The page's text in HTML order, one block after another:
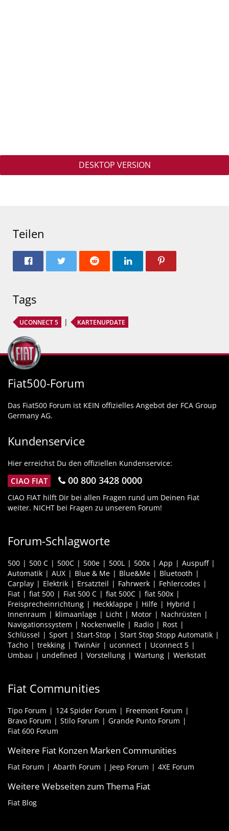
DESKTOP VERSION
Teilen
Tags
UCONNECT 5 KARTENUPDATE
Fiat500-Forum
Das Fiat500 Forum ist KEIN offizielles Angebot der FCA Group
Germany AG.
Kundenservice
Hier erreichst Du den offiziellen Kundenservice:
CIAO FIAT 00 800 3428 0000
CIAO FIAT hilft Dir bei allen Fragen rund um Deinen Fiat
weiter. NICHT bei Fragen zu unserem Forum!
Forum-Schlagworte
500 500 C 500C 500e 500L 500x App
Auspuff
Automatik
AUX Blue & Me Blue&Me
Bluetooth
Carplay
Elektrik Ersatzteil Fahrwerk
Fehlercodes
Fiat
fiat 500 Fiat 500 C fiat 500C
fiat 500x
Freisprecheinrichtung
Heckklappe Hilfe
Hybrid
Innenraum
klimaanlage Licht Motor
Nachrüsten
Navigationssystem
Nockenwelle Radio
Rost
Schlüssel
Sport Start-Stop
Start Stop Stopp Automatik
Tacho
trekking TwinAir uconnect
Uconnect 5
Umbau
undefined Vorstellung Wartung Werkstatt
Fiat Communities
Tipo Forum 124 Spider Forum
Freemont Forum
Bravo Forum
Stilo Forum
Grande Punto Forum
Fiat 600 Forum
Weitere Fiat Konzen Marken Communities
Fiat Forum Abarth Forum Jeep Forum 4XE Forum
Weitere Webseiten zum Thema Fiat
Fiat Blog